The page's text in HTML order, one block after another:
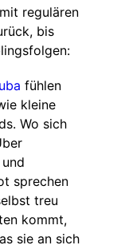
regulären
bis
fühlen
kleine
Wo sich
sprechen
treu
kommt,
sie an sich